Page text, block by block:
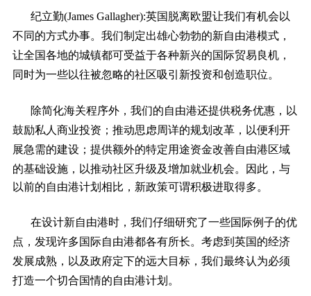
纪立勤(James Gallagher):英国脱离欧盟让我们有机会以
不同的方式办事。我们制定出雄心勃勃的新自由港模式，
让全国各地的城镇都可受益于各种新兴的国际贸易良机，
同时为一些以往被忽略的社区吸引新投资和创造职位。
除简化海关程序外，我们的自由港还提供税务优惠，以
鼓励私人商业投资；推动思虑周详的规划改革，以便利开
展急需的建设；提供额外的特定用途资金改善自由港区域
的基础设施，以推动社区升级及增加就业机会。
因此，与
以前的自由港计划相比，新政策可谓积极进取得多。
在设计新自由港时，我们仔细研究了一些国际例子的优
点，发现许多国际自由港都各有所长。考虑到英国的经济
发展成熟，以及政府定下的远大目标，我们最终认为必须
打造一个切合国情的自由港计划。